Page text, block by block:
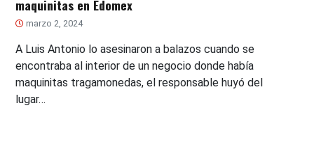
maquinitas en Edomex
marzo 2, 2024
A Luis Antonio lo asesinaron a balazos cuando se
encontraba al interior de un negocio donde había
maquinitas tragamonedas, el responsable huyó del
lugar…